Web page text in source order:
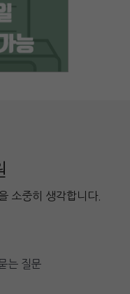
소중히 생각합니다.
는 질문